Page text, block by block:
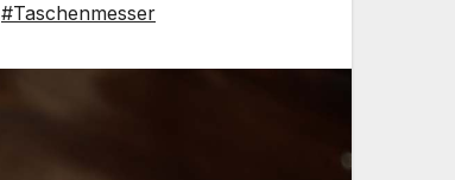
#Taschenmesser